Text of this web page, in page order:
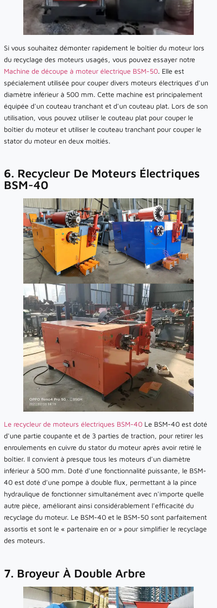
Si vous souhaitez démonter rapidement le boîtier du moteur lors
du recyclage des moteurs usagés, vous pouvez essayer notre
Machine de découpe à moteur électrique BSM-50. Elle est
spécialement utilisée pour couper divers moteurs électriques d'un
diamètre inférieur à 500 mm. Cette machine est principalement
équipée d'un couteau tranchant et d'un couteau plat. Lors de son
utilisation, vous pouvez utiliser le couteau plat pour couper le
boîtier du moteur et utiliser le couteau tranchant pour couper le
stator du moteur en deux moitiés.
6. Recycleur De Moteurs Électriques
BSM-40
Le recycleur de moteurs électriques BSM-40 Le BSM-40 est doté
d'une partie coupante et de 3 parties de traction, pour retirer les
enroulements en cuivre du stator du moteur après avoir retiré le
boîtier. Il convient à presque tous les moteurs d'un diamètre
inférieur à 500 mm. Doté d'une fonctionnalité puissante, le BSM-
40 est doté d'une pompe à double flux, permettant à la pince
hydraulique de fonctionner simultanément avec n'importe quelle
autre pièce, améliorant ainsi considérablement l'efficacité du
recyclage du moteur. Le BSM-40 et le BSM-50 sont parfaitement
assortis et sont le « partenaire en or » pour simplifier le recyclage
des moteurs.
7. Broyeur À Double Arbre